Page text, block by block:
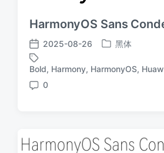
HarmonyOS Sans
发
布
日
期
2025-08-26
发
于
黑体
标
签
Bold, Harmony, HarmonyOS,
评
0